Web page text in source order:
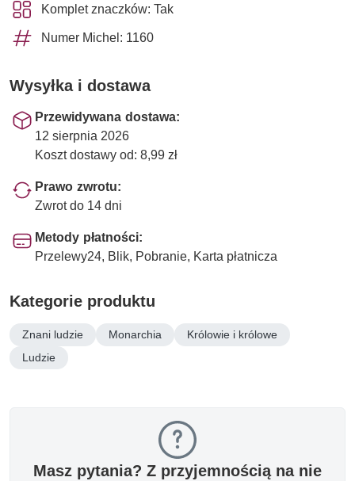
Komplet znaczków: Tak
Numer Michel: 1160
Wysyłka i dostawa
Przewidywana dostawa:
12 sierpnia 2026
Koszt dostawy od: 8,99 zł
Prawo zwrotu:
Zwrot do 14 dni
Metody płatności:
Przelewy24, Blik, Pobranie, Karta płatnicza
Kategorie produktu
Znani ludzie Monarchia
Królowie i królowe
Ludzie
Masz pytania? Z przyjemnością na nie